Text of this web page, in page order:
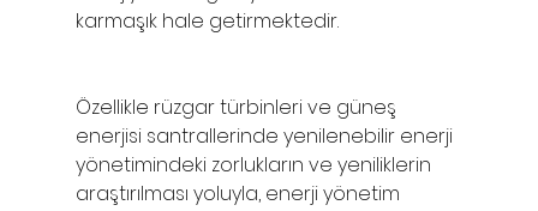
karmaşık hale getirmektedir.
Özellikle rüzgar türbinleri ve güneş
enerjisi santrallerinde yenilenebilir enerji
yönetimindeki zorlukların ve yeniliklerin
araştırılması yoluyla, enerji yönetim